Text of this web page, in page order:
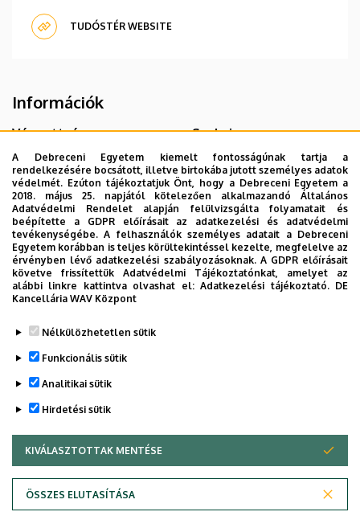
A Debreceni Egyetem kiemelt fontosságúnak tartja a
rendelkezésére bocsátott, illetve birtokába jutott személyes adatok
védelmét. Ezúton tájékoztatjuk Önt, hogy a Debreceni Egyetem a
2018. május 25. napjától kötelezően alkalmazandó Általános
Adatvédelmi Rendelet alapján felülvizsgálta folyamatait és
beépítette a GDPR előírásait az adatkezelési és adatvédelmi
tevékenységébe. A felhasználók személyes adatait a Debreceni
Egyetem korábban is teljes körültekintéssel kezelte, megfelelve az
érvényben lévő adatkezelési szabályozásoknak. A GDPR előírásait
követve frissítettük Adatvédelmi Tájékoztatónkat, amelyet az
alábbi linkre kattintva olvashat el:Adatkezelési tájékoztató. DE
Kancellária WAV Központ
Nélkülözhetetlen sütik
Funkcionális sütik
Analitikai sütik
Hirdetési sütik
KIVÁLASZTOTTAK MENTÉSE
ÖSSZES ELUTASÍTÁSA
WITHDRAW CONSENT
TUDÓSTÉR WEBSITE
Információk
Végzettség
általános orvos
Szakvizsga
szülészet-nőgyógyászat
klinikai genetika
Oktatási tevékenység
Obstetrics and Gynecology II. - Gyakorlat
(AOSZU09T8)
Szülészet-nőgyógyászat II. - Gyakorlat (AOSZU10A8)
Adatvédelem